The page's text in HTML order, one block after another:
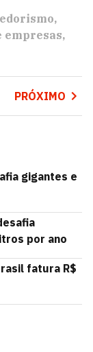
empresas
PRÓXIMO
gigantes e
por ano
fatura R$